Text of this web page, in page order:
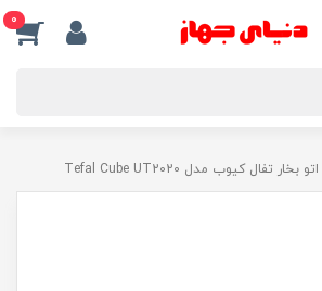
0
اتو بخار تفال کیوب مدل Tefal Cube UT2020